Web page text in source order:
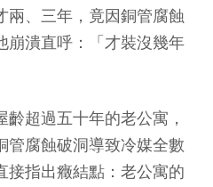
兩、三年，竟因銅管腐蝕
崩潰直呼：「才裝沒幾年
超過五十年的老公寓，
管腐蝕破洞導致冷媒全數
接指出癥結點：老公寓的